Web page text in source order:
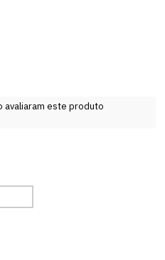
avaliaram este produto